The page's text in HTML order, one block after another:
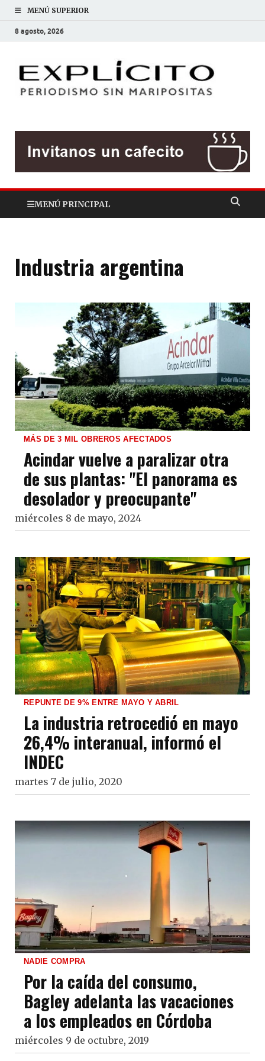
MENÚ SUPERIOR
8 agosto, 2026
MENÚ PRINCIPAL
Industria argentina
MÁS DE 3 MIL OBREROS AFECTADOS
Acindar vuelve a paralizar otra
de sus plantas: "El panorama es
desolador y preocupante"
miércoles 8 de mayo, 2024
REPUNTE DE 9% ENTRE MAYO Y ABRIL
La industria retrocedió en mayo
26,4% interanual, informó el
INDEC
martes 7 de julio, 2020
NADIE COMPRA
Por la caída del consumo,
Bagley adelanta las vacaciones
a los empleados en Córdoba
miércoles 9 de octubre, 2019